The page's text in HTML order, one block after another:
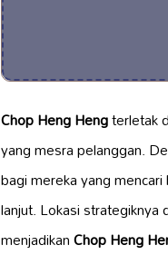
Chop Heng Hengterletak
yang mesra pelanggan.
bagi mereka yang
lanjut. Lokasi strategiknya
menjadikanChop Heng